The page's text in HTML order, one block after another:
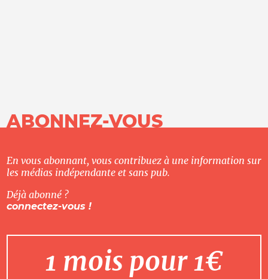
ABONNEZ-VOUS
En vous abonnant, vous contribuez à une information sur
les médias indépendante et sans pub.
Déjà abonné ?
connectez-vous !
1 mois pour 1€